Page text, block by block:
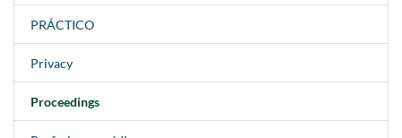
PRÁCTICO
Privacy
Proceedings